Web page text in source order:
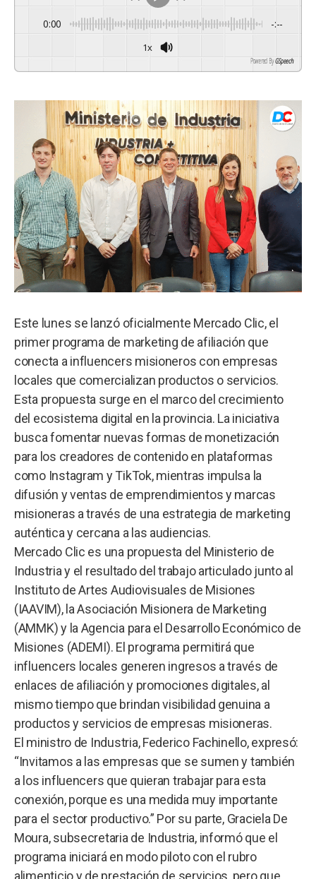
0:00 -:--
1x
Powered By GSpeech
Este lunes se lanzó oficialmente Mercado Clic, el
primer programa de marketing de afiliación que
conecta a influencers misioneros con empresas
locales que comercializan productos o servicios.
Esta propuesta surge en el marco del crecimiento
del ecosistema digital en la provincia. La iniciativa
busca fomentar nuevas formas de monetización
para los creadores de contenido en plataformas
como Instagram y TikTok, mientras impulsa la
difusión y ventas de emprendimientos y marcas
misioneras a través de una estrategia de marketing
auténtica y cercana a las audiencias.
Mercado Clic es una propuesta del Ministerio de
Industria y el resultado del trabajo articulado junto al
Instituto de Artes Audiovisuales de Misiones
(IAAVIM), la Asociación Misionera de Marketing
(AMMK) y la Agencia para el Desarrollo Económico de
Misiones (ADEMI). El programa permitirá que
influencers locales generen ingresos a través de
enlaces de afiliación y promociones digitales, al
mismo tiempo que brindan visibilidad genuina a
productos y servicios de empresas misioneras.
El ministro de Industria, Federico Fachinello, expresó:
“Invitamos a las empresas que se sumen y también
a los influencers que quieran trabajar para esta
conexión, porque es una medida muy importante
para el sector productivo.” Por su parte, Graciela De
Moura, subsecretaria de Industria, informó que el
programa iniciará en modo piloto con el rubro
alimenticio y de prestación de servicios, pero que